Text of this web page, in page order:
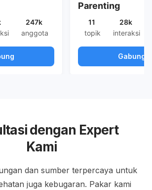
247k
anggota
Parenting
11
topik
28k
interaksi
Gabung
dengan Expert
Kami
dan sumber terpercaya untuk
juga kebugaran. Pakar kami